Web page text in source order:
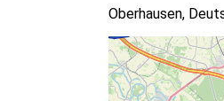
Oberhausen,